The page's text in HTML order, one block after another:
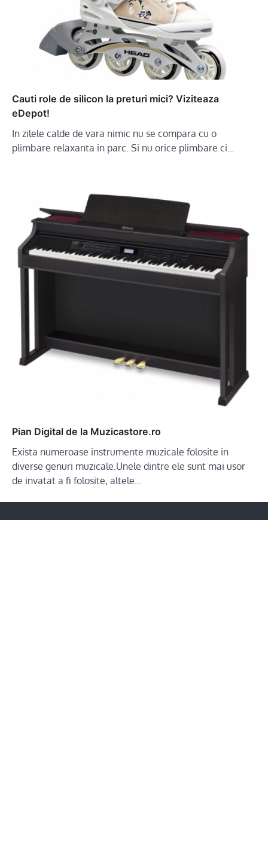
Cauti role de silicon la preturi mici? Viziteaza
eDepot!
In zilele calde de vara nimic nu se compara cu o
plimbare relaxanta in parc. Si nu orice plimbare ci…
Pian Digital de la Muzicastore.ro
Exista numeroase instrumente muzicale folosite in
diverse genuri muzicale.Unele dintre ele sunt mai usor
de invatat a fi folosite, altele…